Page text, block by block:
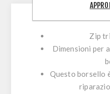
Zip
Dimensioni per
Questo borsello